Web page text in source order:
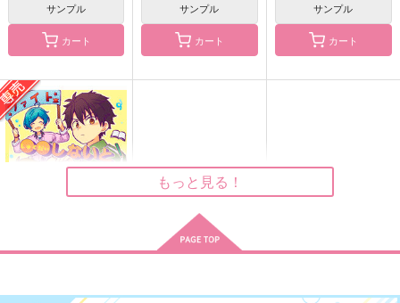
嵐が丘
472円（税込）
風早巽×礼瀬マヨイ
サンプル
作品詳細
サンプル
作品詳細
サンプル
作品詳細
サンプル
カート
サンプル
カート
サンプル
カート
い部屋
もっと見る！